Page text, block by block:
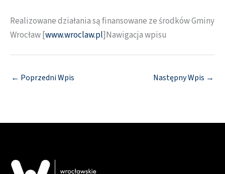
Realizowane działania są finansowane ze środków Gminy
Wrocław [www.wroclaw.pl]Nawigacja wpisu
← Poprzedni Wpis Następny Wpis →